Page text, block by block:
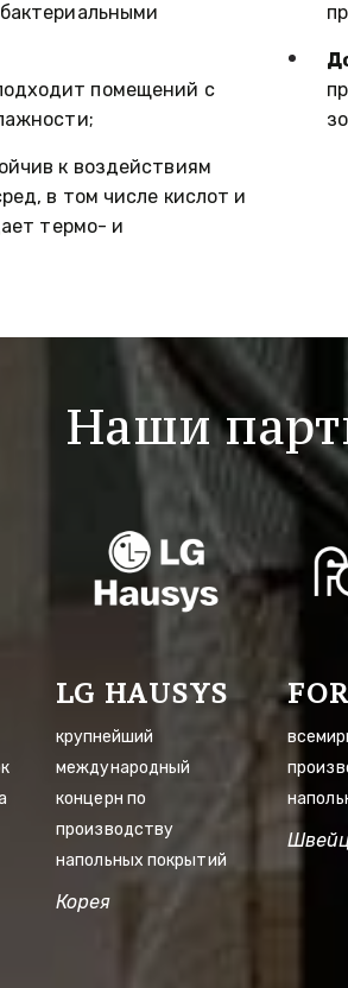
помещений с
к воздействиям
в том числе кислот и
термо- и
Наши
LG HAUSYS
крупнейший
международный
концерн по
производству
напольных покрытий
Корея